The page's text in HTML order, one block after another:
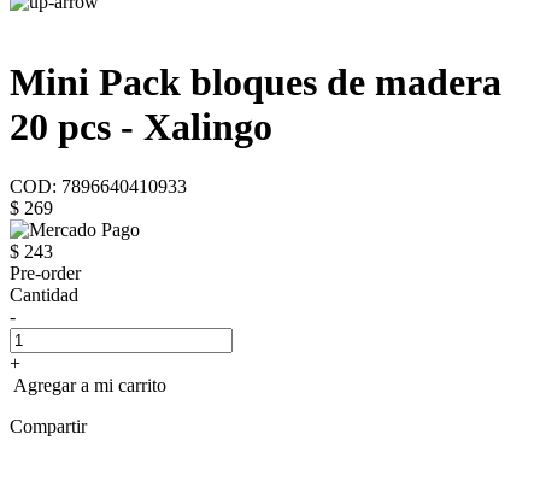
Mini Pack bloques de madera
20 pcs - Xalingo
COD: 7896640410933
$ 269
$ 243
Pre-order
Cantidad
-
+
Agregar a mi carrito
Compartir